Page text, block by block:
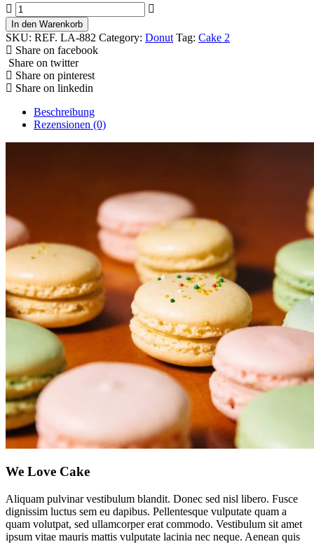
Chocolate
Donut
Menge
In den Warenkorb
SKU: REF. LA-882 Category: Donut Tag: Cake 2
Share on facebook
Share on twitter
Share on pinterest
Share on linkedin
Beschreibung
Rezensionen (0)
We Love Cake
Aliquam pulvinar vestibulum blandit. Donec sed nisl libero. Fusce
dignissim luctus sem eu dapibus. Pellentesque vulputate quam a
quam volutpat, sed ullamcorper erat commodo. Vestibulum sit amet
ipsum vitae mauris mattis vulputate lacinia nec neque. Aenean quis